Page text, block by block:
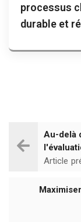
processus
durable et
Au-delà
Article